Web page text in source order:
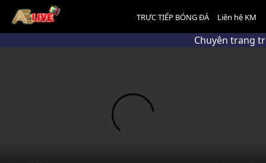
TRỰC TIẾP BÓNG ĐÁ Liên hệ KM
Chuyên trang